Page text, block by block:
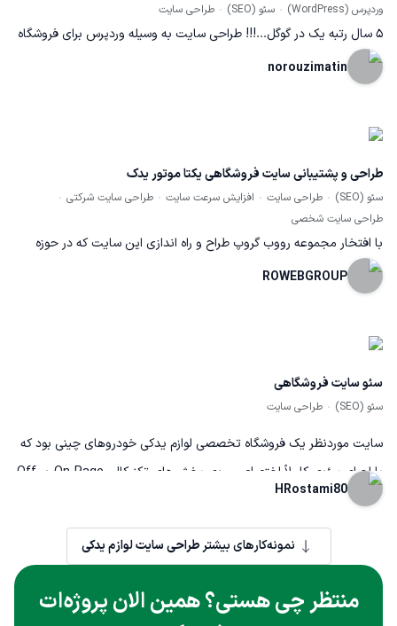
وردپرس (WordPress) سئو (SEO) طراحی سایت
5 سال رتبه یک در گوگل...!!! طراحی سایت به وسیله وردپرس برای فروشگاه
سئول یدک که در حوزه لوازم یدکی خودرو (سانگ یانگ تیوولی و دوو)
خود داشته است. در این پروژه کارفرما صرفا یک سایتی را نیاز داشتند که
شماره تماس فروشگاه داخل آن باشد و رتبه خوبی در گوگل بدست بیاورد.
norouzimatin
طراحی و پشتیبانی سایت فروشگاهی یکتا موتور یدک
سئو (SEO) طراحی سایت افزایش سرعت سایت
طراحی سایت شرکتی
طراحی سایت شخصی
با افتخار مجموعه رووب گروپ طراح و راه اندازی این سایت که در حوزه
تأمین هر نوع لوازم یدکی و تجهیزات مورد نیاز برای موتور سیکلت‌ها
ROWEBGROUP
سئو سایت فروشگاهی
سئو (SEO) طراحی سایت
سایت موردنظر یک فروشگاه تخصصی لوازم یدکی خودروهای چینی بود که
با اجرای سئوی کاملاً اختصاصی روی بخش‌های تکنیکال، On-Page و Off-
Page بهینه‌سازی شد. تمرکز اصلی پروژه بر جذب کاربر هدفمند و افزایش
نرخ تبدیل بود. نتیجه این فرآیند، بهبود جایگاه کلمات کلیدی، افزایش
ورودی ارگانیک، زنگ‌خور واقعی و رشد فروش سایت بود که رضایت کامل
کارفرما را به همراه داشت.
HRostami80
نمونه‌کارهای بیشتر طراحی سایت لوازم یدکی
منتظر چی هستی؟ همین الان پروژه‌ات